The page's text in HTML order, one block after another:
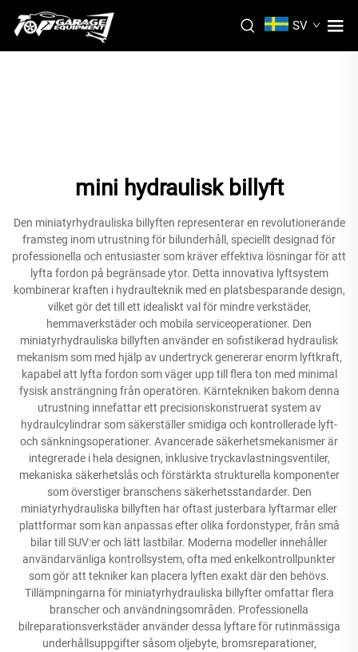
SV
mini hydraulisk billyft
Den miniatyrhydrauliska billyften representerar en revolutionerande
framsteg inom utrustning för bilunderhåll, speciellt designad för
professionella och entusiaster som kräver effektiva lösningar för att
lyfta fordon på begränsade ytor. Detta innovativa lyftsystem
kombinerar kraften i hydraulteknik med en platsbesparande design,
vilket gör det till ett idealiskt val för mindre verkstäder,
hemmaverkstäder och mobila serviceoperationer. Den
miniatyrhydrauliska billyften använder en sofistikerad hydraulisk
mekanism som med hjälp av undertryck genererar enorm lyftkraft,
kapabel att lyfta fordon som väger upp till flera ton med minimal
fysisk ansträngning från operatören. Kärntekniken bakom denna
utrustning innefattar ett precisionskonstruerat system av
hydraulcylindrar som säkerställer smidiga och kontrollerade lyft-
och sänkningsoperationer. Avancerade säkerhetsmekanismer är
integrerade i hela designen, inklusive tryckavlastningsventiler,
mekaniska säkerhetslås och förstärkta strukturella komponenter
som överstiger branschens säkerhetsstandarder. Den
miniatyrhydrauliska billyften har oftast justerbara lyftarmar eller
plattformar som kan anpassas efter olika fordonstyper, från små
bilar till SUV:er och lätt lastbilar. Moderna modeller innehåller
användarvänliga kontrollsystem, ofta med enkelkontrollpunkter
som gör att tekniker kan placera lyften exakt där den behövs.
Tillämpningarna för miniatyrhydrauliska billyfter omfattar flera
branscher och användningsområden. Professionella
bilreparationsverkstäder använder dessa lyftare för rutinmässiga
underhållsuppgifter såsom oljebyte, bromsreparationer,